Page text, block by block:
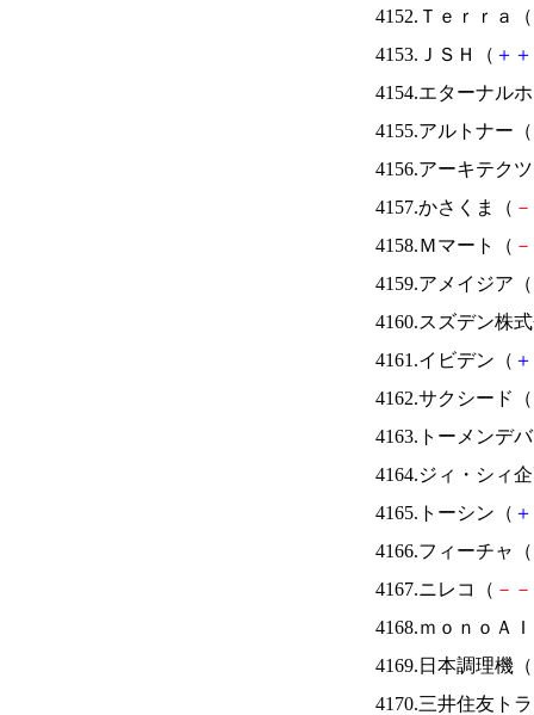
4152.Ｔｅｒｒａ（
4153.ＪＳＨ（ ＋ ＋
4154.エターナル
4155.アルトナー（
4156.アーキテク
4157.かさくま（ －
4158.Ｍマート（ －
4159.アメイジア（
4160.スズデン株
4161.イビデン（ ＋
4162.サクシード（
4163.トーメンデ
4164.ジィ・シィ
4165.トーシン（ ＋
4166.フィーチャ（
4167.ニレコ（ － －
4168.ｍｏｎｏＡ
4169.日本調理機（
4170.三井住友ト